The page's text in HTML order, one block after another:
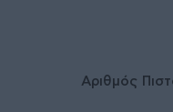
Αριθμός